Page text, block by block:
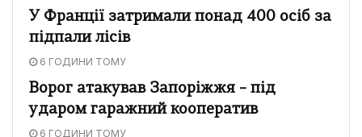
У Франції затримали понад 400 осіб за
підпали лісів
6 ГОДИНИ ТОМУ
Ворог атакував Запоріжжя – під
ударом гаражний кооператив
6 ГОДИНИ ТОМУ